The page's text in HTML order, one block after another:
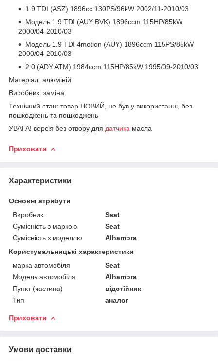
1.9 TDI (ASZ) 1896cc 130PS/96kW 2002/11-2010/03
Модель 1.9 TDI (AUY BVK) 1896ccm 115HP/85kW
2000/04-2010/03
Модель 1.9 TDI 4motion (AUY) 1896ccm 115PS/85kW
2000/04-2010/03
2.0 (ADY ATM) 1984ccm 115HP/85kW 1995/09-2010/03
Матеріал: алюміній
Виробник: заміна
Технічний стан: товар НОВИЙ, не був у використанні, без
пошкоджень та пошкоджень
УВАГА! версія без отвору для датчика масла
Приховати
Характеристики
Основні атрибути
Виробник
Seat
Сумісність з маркою
Seat
Сумісність з моделлю
Alhambra
Користувальницькі характеристики
марка автомобіля
Seat
Модель автомобіля
Alhambra
Пункт (частина)
відстійник
Тип
аналог
Приховати
Умови доставки